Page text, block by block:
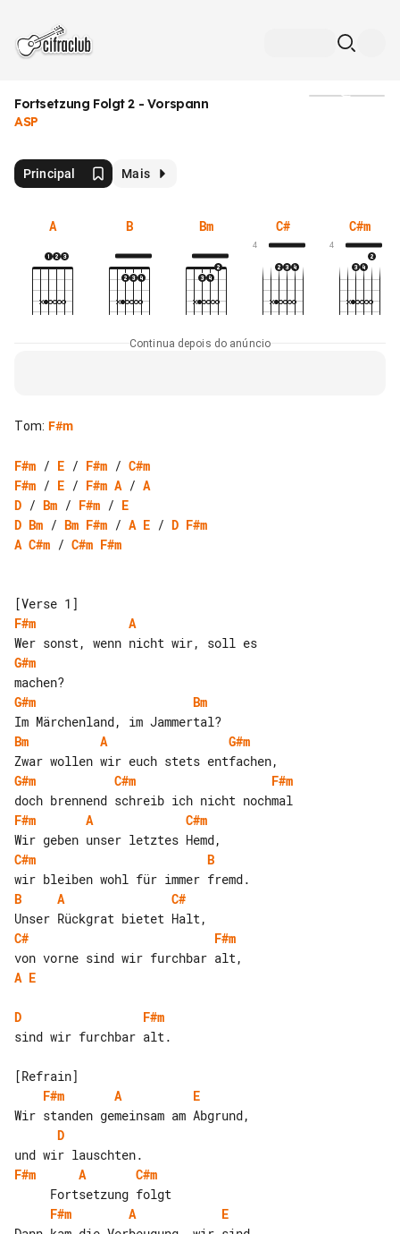
Fortsetzung Folgt 2 - Vorspann
ASP
Principal Mais
A B Bm C#
4
C#m
4
Continua depois do anúncio
Tom: F#m
F#m / E / F#m / C#m
F#m / E / F#m A / A
D / Bm / F#m / E
D Bm / Bm F#m / A E / D F#m
A C#m / C#m F#m
F#m
A
G#m
G#m
Bm
Bm
A
G#m
G#m
C#m
F#m
F#m
A
C#m
C#m
B
B
A
C#
C#
F#m
A E
D
F#m
sind wir furchbar alt.
F#m
A
E
D
F#m
A
C#m
F#m
A
E